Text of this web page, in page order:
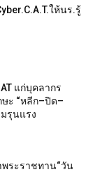
ให้นร.รู้
แก่บุคลากร
ษะ “หลีก–ปิด–
รุนแรง
พระราชทาน“วัน